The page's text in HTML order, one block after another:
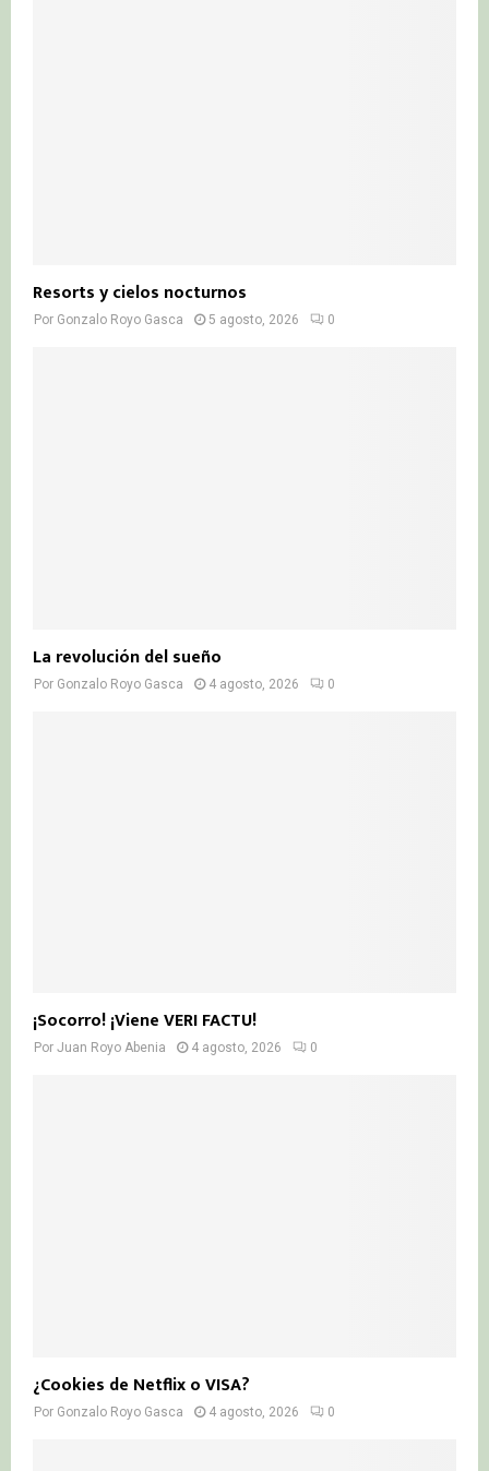
Resorts y cielos nocturnos
Por Gonzalo Royo Gasca 5 agosto, 2026 0
La revolución del sueño
Por Gonzalo Royo Gasca 4 agosto, 2026 0
¡Socorro! ¡Viene VERI FACTU!
Por Juan Royo Abenia 4 agosto, 2026 0
¿Cookies de Netflix o VISA?
Por Gonzalo Royo Gasca 4 agosto, 2026 0